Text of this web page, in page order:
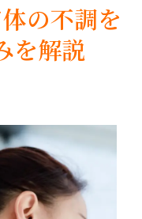
の不調を
を解説